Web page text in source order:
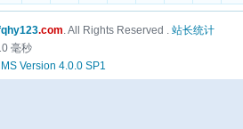
.com. All Rights Reserved . 站长统计
毫秒
Version 4.0.0 SP1